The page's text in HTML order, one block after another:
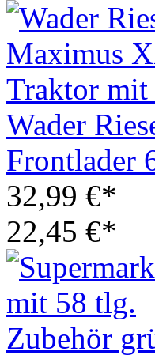
Wader
Frontlader
32,99 €*
22,45 €*